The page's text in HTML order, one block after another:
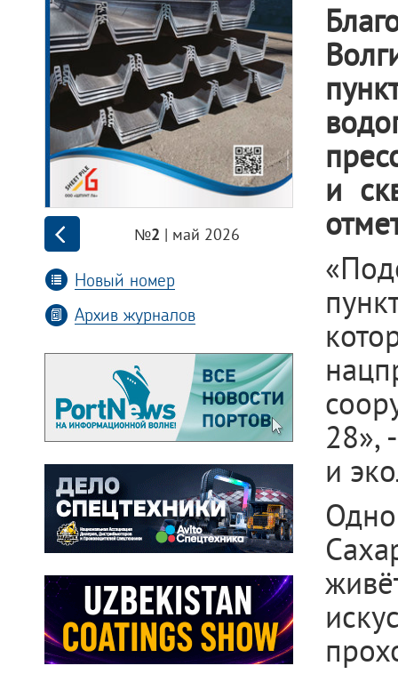
№2 | май 2026
Новый номер
Архив журналов
п
и
28»,
и